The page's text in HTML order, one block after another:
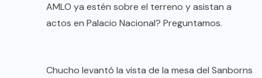
AMLO ya estén sobre el terreno y asistan a
actos en Palacio Nacional? Preguntamos.
Chucho levantó la vista de la mesa del Sanborns